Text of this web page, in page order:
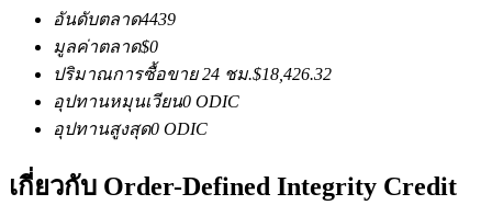
เข้าร่วมกับเทรดเดอร์ชั้นนำ
อันดับตลาด4439
มูลค่าตลาด$0
ปริมาณการซื้อขาย 24 ชม.$18,426.32
อุปทานหมุนเวียน0 ODIC
อุปทานสูงสุด0 ODIC
เกี่ยวกับ Order-Defined Integrity Credit